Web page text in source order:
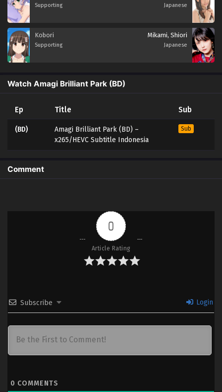
Supporting Japanese
Kobori
Supporting
Mikami, Shiori
Japanese
Watch Amagi Brilliant Park (BD)
Ep Title Sub
(BD)
Amagi Brilliant Park (BD) –
x265/HEVC Subtitle Indonesia
Sub
Comment
0
Article Rating
Subscribe Login
0 COMMENTS